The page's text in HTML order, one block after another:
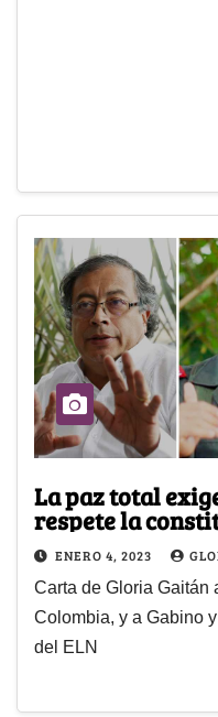
La paz total
respete la
ENERO 4, 2023
Carta de Gloria Gaitán
Colombia, y a Gabino
del ELN